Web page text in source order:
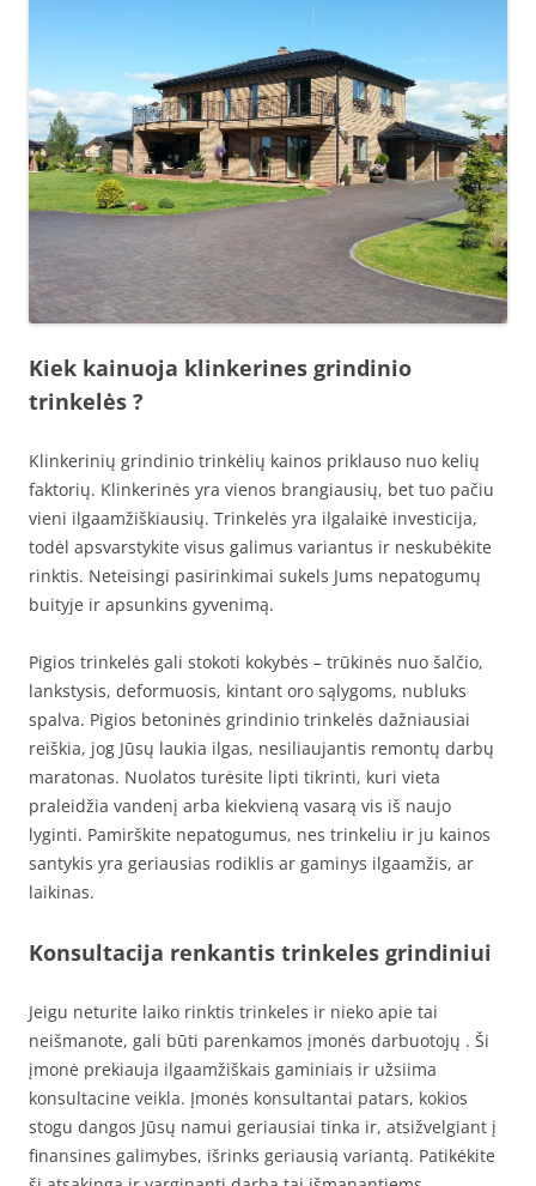
Kiek kainuoja klinkerines grindinio
trinkelės ?
Klinkerinių grindinio trinkėlių kainos priklauso nuo kelių
faktorių. Klinkerinės yra vienos brangiausių, bet tuo pačiu
vieni ilgaamžiškiausių. Trinkelės yra ilgalaikė investicija,
todėl apsvarstykite visus galimus variantus ir neskubėkite
rinktis. Neteisingi pasirinkimai sukels Jums nepatogumų
buityje ir apsunkins gyvenimą.
Pigios trinkelės gali stokoti kokybės – trūkinės nuo šalčio,
lankstysis, deformuosis, kintant oro sąlygoms, nubluks
spalva. Pigios betoninės grindinio trinkelės dažniausiai
reiškia, jog Jūsų laukia ilgas, nesiliaujantis remontų darbų
maratonas. Nuolatos turėsite lipti tikrinti, kuri vieta
praleidžia vandenį arba kiekvieną vasarą vis iš naujo
lyginti. Pamirškite nepatogumus, nes trinkeliu ir ju kainos
santykis yra geriausias rodiklis ar gaminys ilgaamžis, ar
laikinas.
Konsultacija renkantis trinkeles grindiniui
Jeigu neturite laiko rinktis trinkeles ir nieko apie tai
neišmanote, gali būti parenkamos įmonės darbuotojų . Ši
įmonė prekiauja ilgaamžiškais gaminiais ir užsiima
konsultacine veikla. Įmonės konsultantai patars, kokios
stogu dangos Jūsų namui geriausiai tinka ir, atsižvelgiant į
finansines galimybes, išrinks geriausią variantą. Patikėkite